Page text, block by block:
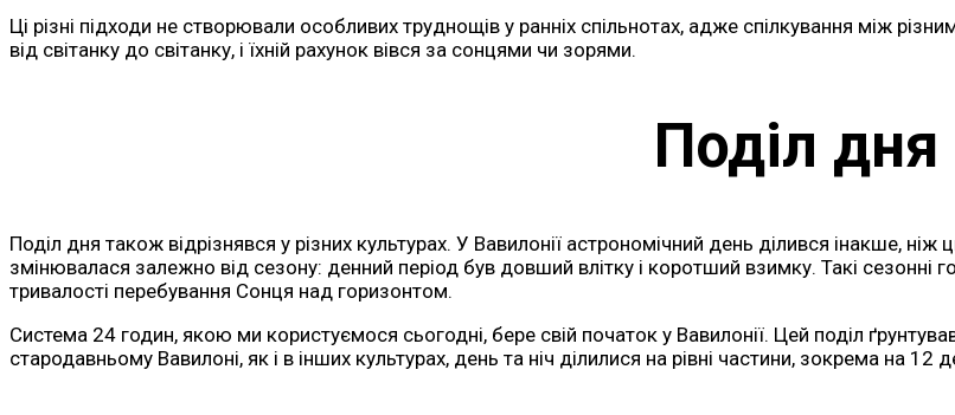
Ці різні підходи не створювали особливих труднощів у ранніх спільнотах, адже спілкування між
від світанку до світанку, і їхній рахунок вівся за сонцями чи зорями.
Поділ дня
Поділ дня також відрізнявся у різних культурах. У Вавилонії астрономічний день ділився інакше,
змінювалася залежно від сезону: денний період був довший влітку і коротший взимку. Такі сезонні
тривалості перебування Сонця над горизонтом.
Система 24 годин, якою ми користуємося сьогодні, бере свій початок у Вавилонії. Цей поділ
стародавньому Вавилоні, як і в інших культурах, день та ніч ділилися на рівні частини, зокрема на 12